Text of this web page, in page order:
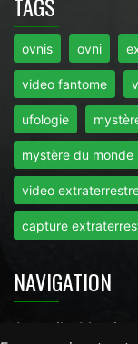
TAGS
ovnis ovni
video fantome
ufologie
mystère du monde
video
capture
NAVIGATION
Accueil